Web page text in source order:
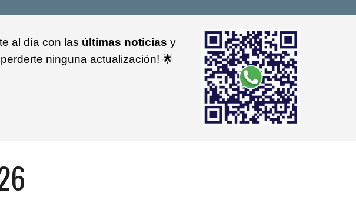
al día con las últimas noticias y
ninguna actualización! 🌟